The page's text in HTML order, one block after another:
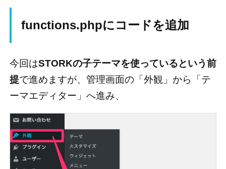
functions.phpにコードを追加
今回はSTORKの子テーマを使っているという前
提で進めますが、管理画面の「外観」から「テ
ーマエディター」へ進み、